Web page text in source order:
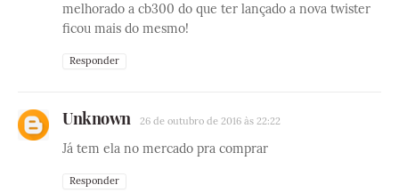
melhorado a cb300 do que ter lançado a nova twister
ficou mais do mesmo!
Responder
Unknown 26 de outubro de 2016 às 22:22
Já tem ela no mercado pra comprar
Responder